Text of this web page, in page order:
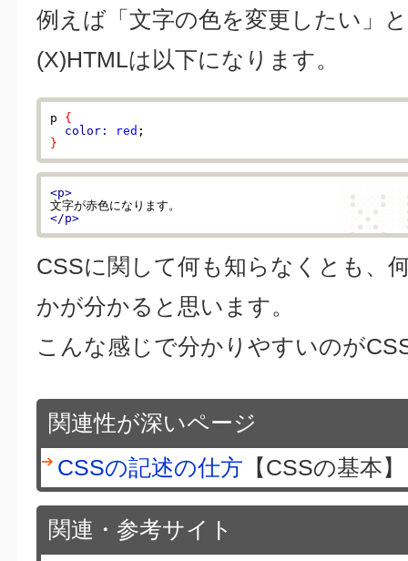
例えば「文字の色を変更したい」
(X)HTMLは以下になります。
p {
color:
red
}
<p>
</p>
CSSに関して何も知らなくとも、
かが分かると思います。
こんな感じで分かりやすいのが
関連性が深いページ
CSSの記述の仕方 【CSSの基本】
関連・参考サイト